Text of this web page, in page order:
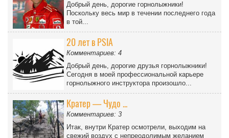
Добрый день, дорогие горнолыжники!
Поскольку весь мир в течении последнего года
в той...
20 лет в PSIA
Комментариев: 4
Добрый день, дорогие друзья горнолыжники!
Сегодня в моей профессиональной карьере
горнолыжного инструктора произошло...
Кратер — Чудо ...
Комментариев: 3
Итак, внутри Кратер осмотрели, выходим на
свежий воздух с непреодолимым желанием